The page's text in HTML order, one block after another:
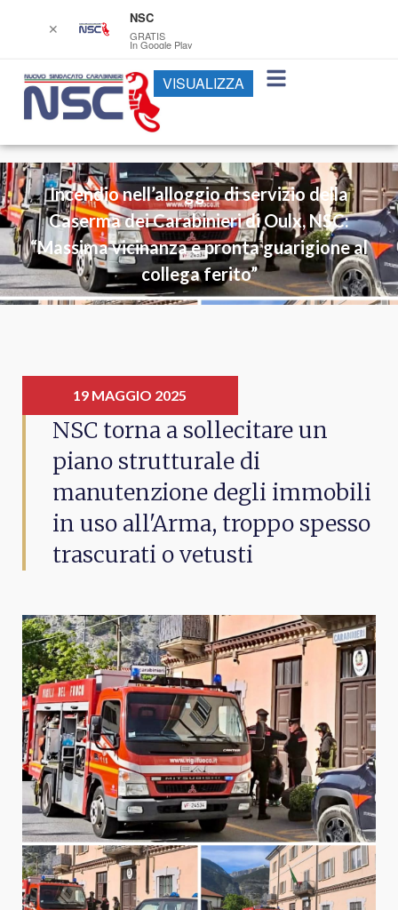
Incendio nell’alloggio di servizio della
Caserma dei Carabinieri di Oulx, NSC:
“Massima vicinanza e pronta guarigione al
collega ferito”
19 MAGGIO 2025
NSC torna a sollecitare un
piano strutturale di
manutenzione degli immobili
in uso all'Arma, troppo spesso
trascurati o vetusti
✕
NSC
GRATIS
In Google Play
VISUALIZZA